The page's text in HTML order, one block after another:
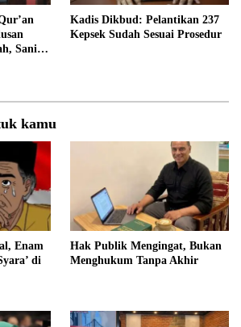
Sani
Kadis Dikbud: Pelantikan 237
Kepsek Sudah Sesuai Prosedur
kamu
Enam
di
Hak Publik Mengingat, Bukan
Menghukum Tanpa Akhir